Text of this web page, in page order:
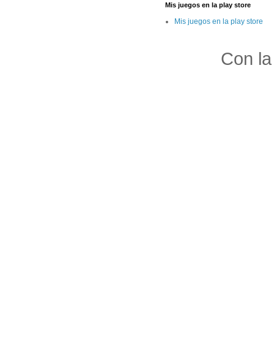
Mis juegos en la play store
Mis juegos en la play store
Con